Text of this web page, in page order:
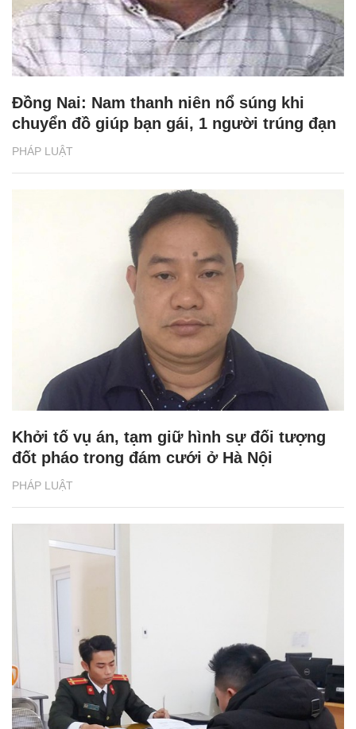
PHÁP LUẬT
Đồng Nai: Nam thanh niên nổ súng khi
chuyển đồ giúp bạn gái, 1 người trúng đạn
PHÁP LUẬT
Khởi tố vụ án, tạm giữ hình sự đối tượng
đốt pháo trong đám cưới ở Hà Nội